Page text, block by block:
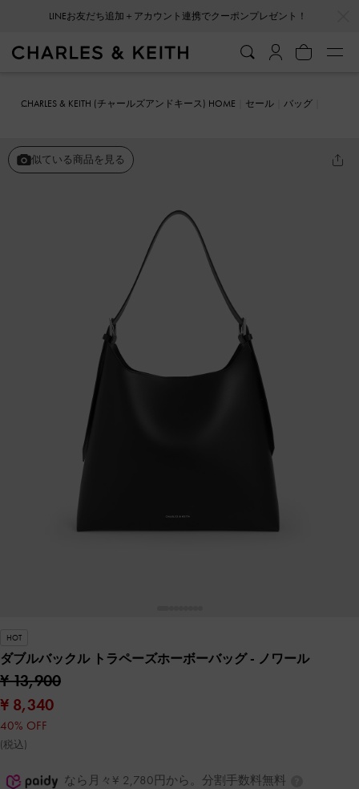
CHARLES & KEITH (チャールズアンドキース) HOME セール
バッグ
似ている商品を見る
HOT
ダブルバックル トラペーズホーボーバッグ- ノワール
¥ 13,900
¥ 8,340
40% OFF
(税込)
なら月々¥ 2,780円から。分割手数料無料